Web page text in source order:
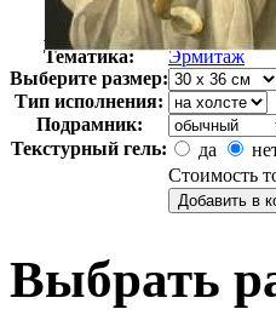
Автор:
Неизвестно
Арт-стиль
Русская
Тематика:
Эрмитаж
Выберите размер:
Тип исполнения:
Подрамник:
Текстурный гель:
да
Стоимость
Выбрать